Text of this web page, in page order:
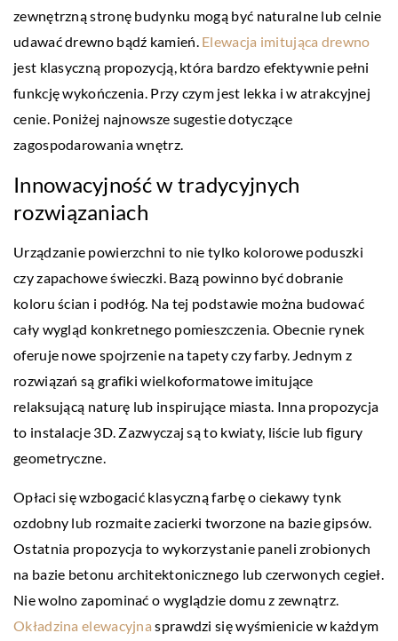
zewnętrzną stronę budynku mogą być naturalne lub celnie
udawać drewno bądź kamień. Elewacja imitująca drewno
jest klasyczną propozycją, która bardzo efektywnie pełni
funkcję wykończenia. Przy czym jest lekka i w atrakcyjnej
cenie. Poniżej najnowsze sugestie dotyczące
zagospodarowania wnętrz.
Innowacyjność w tradycyjnych
rozwiązaniach
Urządzanie powierzchni to nie tylko kolorowe poduszki
czy zapachowe świeczki. Bazą powinno być dobranie
koloru ścian i podłóg. Na tej podstawie można budować
cały wygląd konkretnego pomieszczenia. Obecnie rynek
oferuje nowe spojrzenie na tapety czy farby. Jednym z
rozwiązań są grafiki wielkoformatowe imitujące
relaksującą naturę lub inspirujące miasta. Inna propozycja
to instalacje 3D. Zazwyczaj są to kwiaty, liście lub figury
geometryczne.
Opłaci się wzbogacić klasyczną farbę o ciekawy tynk
ozdobny lub rozmaite zacierki tworzone na bazie gipsów.
Ostatnia propozycja to wykorzystanie paneli zrobionych
na bazie betonu architektonicznego lub czerwonych cegieł.
Nie wolno zapominać o wyglądzie domu z zewnątrz.
Okładzina elewacyjna sprawdzi się wyśmienicie w każdym